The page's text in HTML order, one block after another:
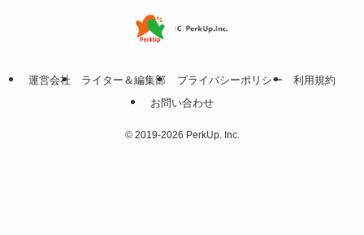
運営会社 ライター＆編集部 プライバシーポリシー
利用規約
お問い合わせ
©2019-2026 PerkUp. Inc.